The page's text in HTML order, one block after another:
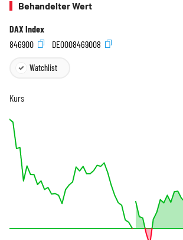
Behandelter Wert
DAX Index
846900
DE0008469008
Watchlist
Kurs